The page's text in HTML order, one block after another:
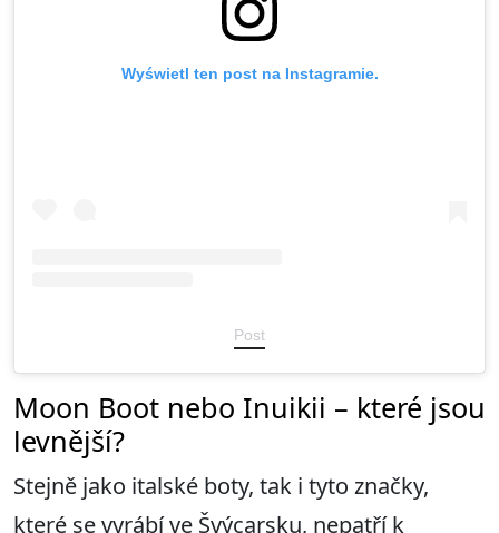
Wyświetl ten post na Instagramie.
Post
Moon Boot nebo Inuikii – které jsou
levnější?
Stejně jako italské boty, tak i tyto značky,
které se vyrábí ve Švýcarsku, nepatří k